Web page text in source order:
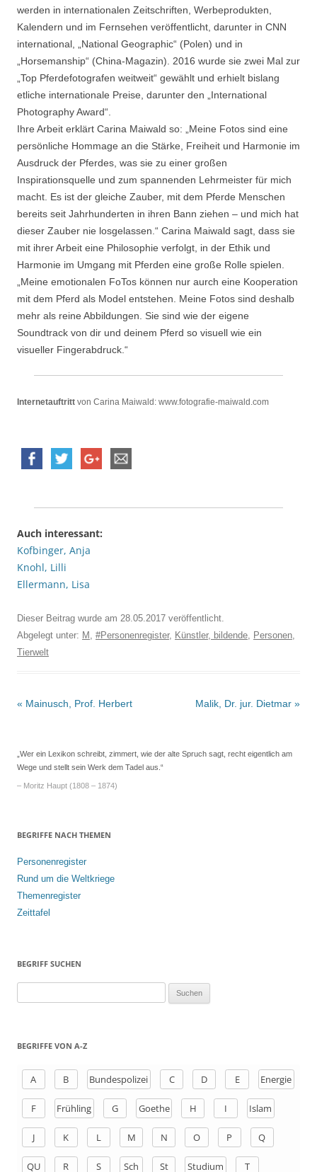
werden in internationalen Zeitschriften, Werbeprodukten,
Kalendern und im Fernsehen veröffentlicht, darunter in CNN
international, „National Geographic“ (Polen) und in
„Horsemanship“ (China-Magazin). 2016 wurde sie zwei Mal zur
„Top Pferdefotografen weitweit“ gewählt und erhielt bislang
etliche internationale Preise, darunter den „International
Photography Award“.
Ihre Arbeit erklärt Carina Maiwald so: „Meine Fotos sind eine
persönliche Hommage an die Stärke, Freiheit und Harmonie im
Ausdruck der Pferdes, was sie zu einer großen
Inspirationsquelle und zum spannenden Lehrmeister für mich
macht. Es ist der gleiche Zauber, mit dem Pferde Menschen
bereits seit Jahrhunderten in ihren Bann ziehen – und mich hat
dieser Zauber nie losgelassen.“ Carina Maiwald sagt, dass sie
mit ihrer Arbeit eine Philosophie verfolgt, in der Ethik und
Harmonie im Umgang mit Pferden eine große Rolle spielen.
„Meine emotionalen FoTos können nur aurch eine Kooperation
mit dem Pferd als Model entstehen. Meine Fotos sind deshalb
mehr als reine Abbildungen. Sie sind wie der eigene
Soundtrack von dir und deinem Pferd so visuell wie ein
visueller Fingerabdruck.“
Internetauftritt von Carina Maiwald: www.fotografie-maiwald.com
Auch interessant:
Kofbinger, Anja
Knohl, Lilli
Ellermann, Lisa
Dieser Beitrag wurde am 28.05.2017 veröffentlicht.
Abgelegt unter: M , #Personenregister, Künstler, bildende, Personen,
Tierwelt
Beitrags-
« Mainusch, Prof. Herbert Malik, Dr. jur. Dietmar »
„Wer ein Lexikon schreibt, zimmert, wie der alte Spruch sagt, recht eigentlich am
Wege und stellt sein Werk dem Tadel aus.“
– Moritz Haupt (1808 – 1874)
BEGRIFFE NACH THEMEN
Personenregister
Rund um die Weltkriege
Themenregister
Zeittafel
BEGRIFF SUCHEN
h
BEGRIFFE VON A-Z
A B Bundespolizei C D E Energie
F Frühling G Goethe H I Islam
J K L M N O P Q
QU R S Sch St Studium T